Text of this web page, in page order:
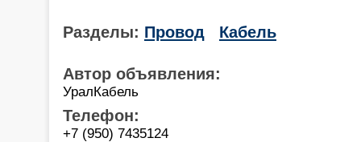
Разделы: Провод Кабель
Автор объявления:
УралКабель
Телефон:
+7 (950) 7435124